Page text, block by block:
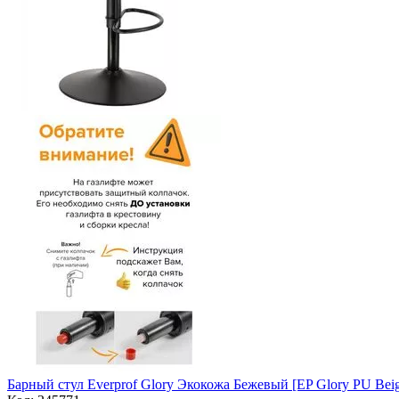
Барный стул Everprof Glory Экокожа Бежевый [EP Glory PU